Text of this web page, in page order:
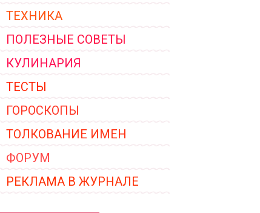
ТЕХНИКА
ПОЛЕЗНЫЕ СОВЕТЫ
КУЛИНАРИЯ
ТЕСТЫ
ГОРОСКОПЫ
ТОЛКОВАНИЕ ИМЕН
ФОРУМ
РЕКЛАМА В ЖУРНАЛЕ